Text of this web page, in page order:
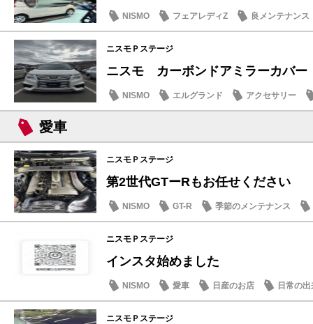
NISMO フェアレディZ 良メンテナンス
ニスモＰステージ
ニスモ カーボンドアミラーカバー
NISMO エルグランド
アクセサリー
メンテナンス商品
愛車
ニスモＰステージ
第2世代GTーRもお任せください
NISMO GT-R 季節のメンテナンス
ニスモＰステージ
インスタ始めました
NISMO 愛車 日産のお店 日常の
ニスモＰステージ